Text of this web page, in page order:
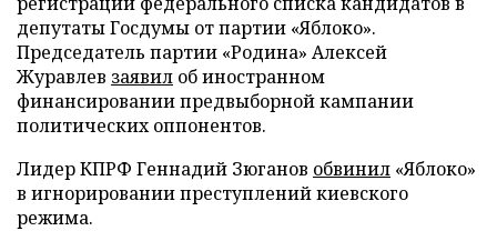
депутаты Госдумы от партии «Яблоко».
Председатель партии «Родина» Алексей
Журавлев заявил об иностранном
финансировании предвыборной кампании
политических оппонентов.
Лидер КПРФ Геннадий Зюганов обвинил «Яблоко»
в игнорировании преступлений киевского
режима.